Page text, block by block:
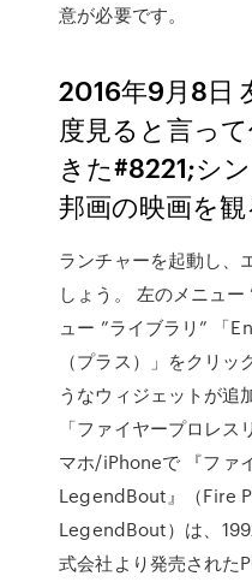
意が必要です。
2016年9月8日
度見ると言っ
きた#8221;シ
邦画の映画を
ランチャーを起動し、
しょう。 左のメニュ
ュー ”ライブラリ” 「
（プラス）」をクリ
うなウィジェットが追
「ファイヤープロレ
マホ/iPhoneで 『ファ
LegendBout』（Fire
LegendBout）は、
式会社より発売された